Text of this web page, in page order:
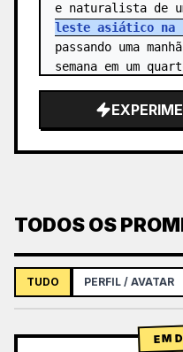
e naturalista de
leste asiático na
passando uma
semana em um
TODOS OS
TUDO PERFIL / AVATAR
EM